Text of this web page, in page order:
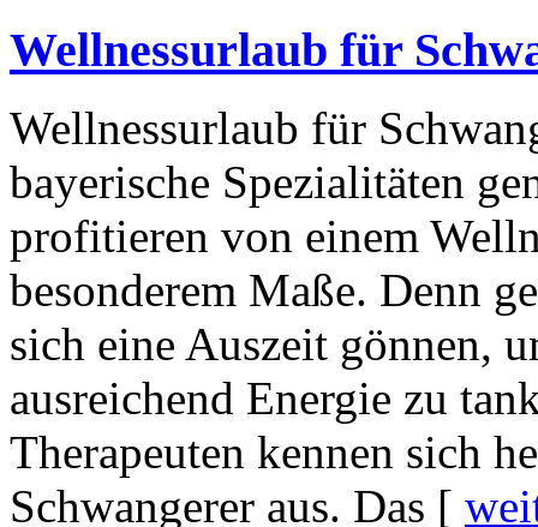
Wellnessurlaub für
Wellnessurlaub für
bayerische Spezialitäten
profitieren von einem
besonderem Maße. Denn
sich eine Auszeit gönnen,
ausreichend Energie zu
Therapeuten kennen sich
Schwangerer aus. Das [